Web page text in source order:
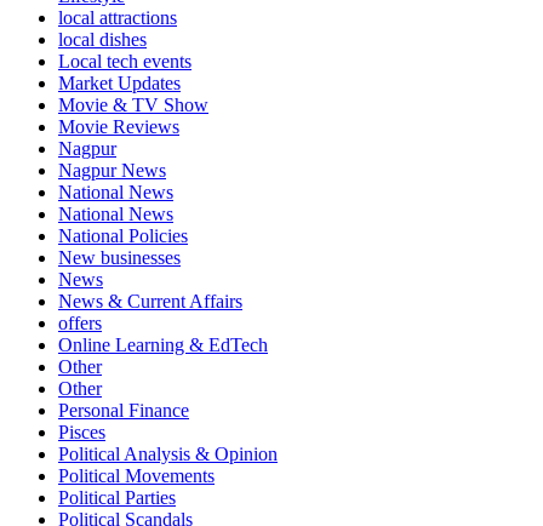
local attractions
local dishes
Local tech events
Market Updates
Movie & TV Show
Movie Reviews
Nagpur
Nagpur News
National News
National News
National Policies
New businesses
News
News & Current Affairs
offers
Online Learning & EdTech
Other
Other
Personal Finance
Pisces
Political Analysis & Opinion
Political Movements
Political Parties
Political Scandals